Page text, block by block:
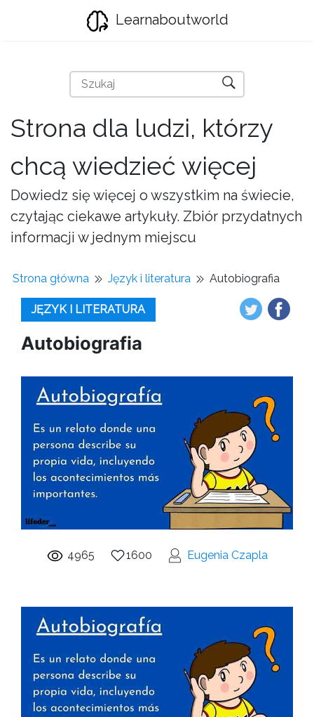
Learnaboutworld
Strona dla ludzi, którzy
chcą wiedzieć więcej
Dowiedz się więcej o wszystkim na świecie,
czytając ciekawe artykuły. Zbiór przydatnych
informacji w jednym miejscu
Strona główna Język i literatura Autobiografia
JĘZYK I LITERATURA
Autobiografia
4965 1600 Eugenia Czapla